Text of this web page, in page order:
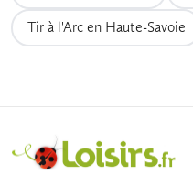
Tir à l'Arc en Haute-Savoie